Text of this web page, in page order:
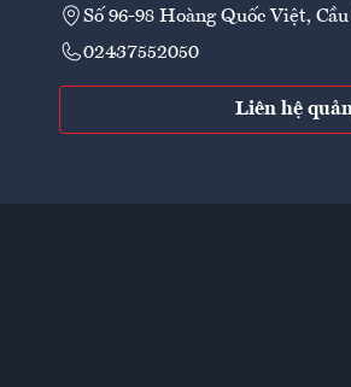
Số 96-98 Hoàng Quốc Việt,
02437552050
Liên hệ